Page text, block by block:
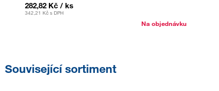
282,82 Kč / ks
342,21 Kč s DPH
Na objednávku
Související sortiment